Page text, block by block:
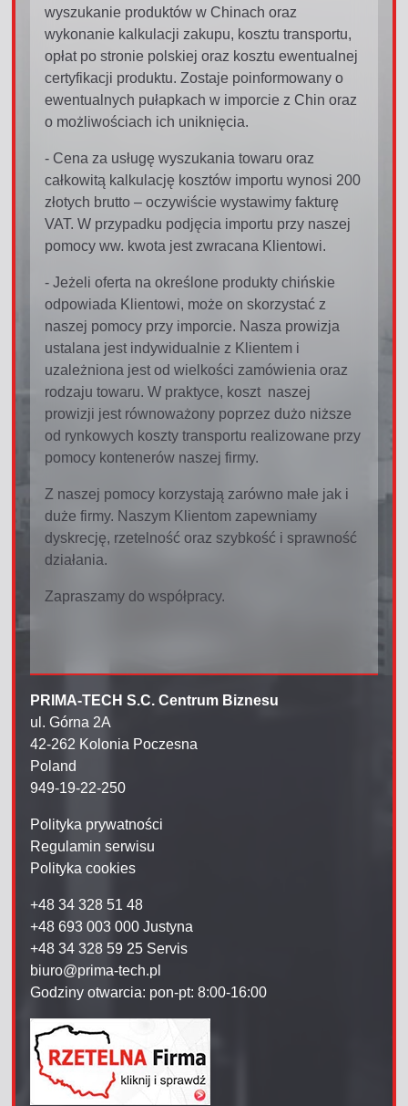
wyszukanie produktów w Chinach oraz
wykonanie kalkulacji zakupu, kosztu transportu,
opłat po stronie polskiej oraz kosztu ewentualnej
certyfikacji produktu. Zostaje poinformowany o
ewentualnych pułapkach w imporcie z Chin oraz
o możliwościach ich uniknięcia.
- Cena za usługę wyszukania towaru oraz
całkowitą kalkulację kosztów importu wynosi 200
złotych brutto – oczywiście wystawimy fakturę
VAT. W przypadku podjęcia importu przy naszej
pomocy ww. kwota jest zwracana Klientowi.
- Jeżeli oferta na określone produkty chińskie
odpowiada Klientowi, może on skorzystać z
naszej pomocy przy imporcie. Nasza prowizja
ustalana jest indywidualnie z Klientem i
uzależniona jest od wielkości zamówienia oraz
rodzaju towaru. W praktyce, koszt naszej
prowizji jest równoważony poprzez dużo niższe
od rynkowych koszty transportu realizowane przy
pomocy kontenerów naszej firmy.
Z naszej pomocy korzystają zarówno małe jak i
duże firmy. Naszym Klientom zapewniamy
dyskrecję, rzetelność oraz szybkość i sprawność
działania.
Zapraszamy do współpracy.
PRIMA-TECH S.C. Centrum Biznesu
ul. Górna 2A
42-262 Kolonia Poczesna
Poland
949-19-22-250
Polityka prywatności
Regulamin serwisu
Polityka cookies
+48 34 328 51 48
+48 693 003 000 Justyna
+48 34 328 59 25 Servis
biuro@prima-tech.pl
Godziny otwarcia: pon-pt: 8:00-16:00